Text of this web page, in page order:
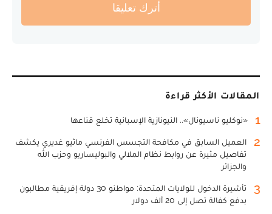
أترك تعليقا
المقالات الأكثر قراءة
1 «نوكليو ناسيونال».. النيونازية الإسبانية تخلع قناعها
2
العميل السابق في مكافحة التجسس الفرنسي ماثيو غديري يكشف
تفاصيل مثيرة عن روابط نظام الملالي والبوليساريو وحزب الله
والجزائر
3
تأشيرة الدخول للولايات المتحدة: مواطنو 30 دولة إفريقية مطالبون
بدفع كفالة تصل إلى 20 ألف دولار